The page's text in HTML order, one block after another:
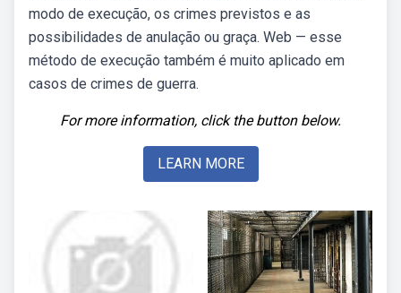
modo de execução, os crimes previstos e as
possibilidades de anulação ou graça. Web — esse
método de execução também é muito aplicado em
casos de crimes de guerra.
For more information, click the button below.
LEARN MORE